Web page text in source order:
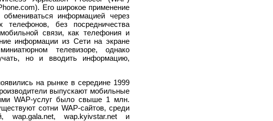
Его широкое применение
информацией через
телефонов, без посредничества
связи, как телефония и
информации из Сети на экране
телевизоре, однако
но и вводить информацию,
на рынке в середине 1999
выпускают мобильные
WAP-услуг было свыше 1 млн.
сотни WAP-сайтов, среди
wap.kyivstar.net и